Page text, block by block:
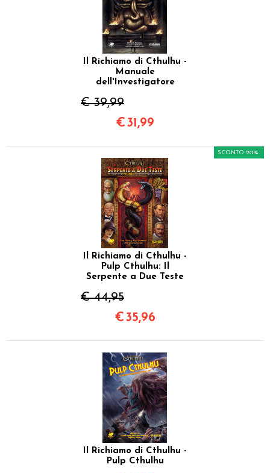
Il Richiamo di Cthulhu -
Manuale
dell'Investigatore
€ 39,99
€31,99
Il Richiamo di Cthulhu -
Pulp Cthulhu: Il
Serpente a Due Teste
€ 44,95
SCONTO 20%
€35,96
Il Richiamo di Cthulhu -
Pulp Cthulhu